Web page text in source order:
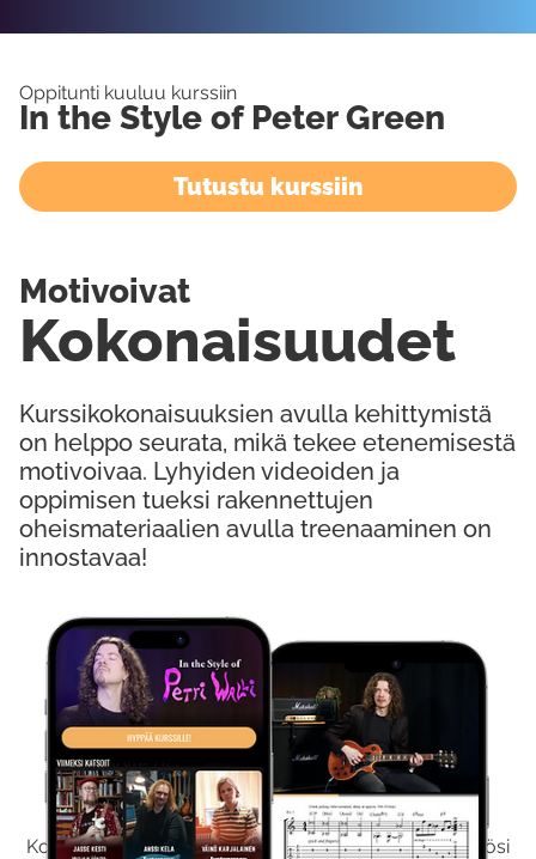
Kokeile Ilmaiseksi
Kokeilemalla ilmaiseksi saat koko sisältömme käyttöösi
Oppitunti kuuluu kurssiin
In the Style of Peter Green
Tutustu kurssiin
Kurssikokonaisuuksien avulla kehittymistä
on helppo seurata, mikä tekee etenemisestä
motivoivaa. Lyhyiden videoiden ja
oppimisen tueksi rakennettujen
oheismateriaalien avulla treenaaminen on
innostavaa!
Kokonaisuudet
Motivoivat